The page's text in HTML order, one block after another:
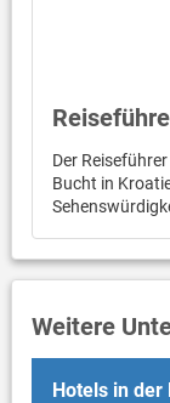
Der
Bucht in
Weitere
Hotels in der